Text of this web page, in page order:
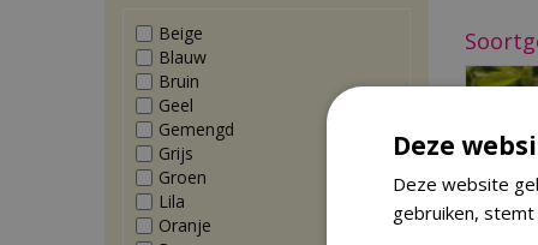
Beige
Blauw
Bruin
Geel
Gemengd
Grijs
Groen
Lila
Oranje
Deze
Deze website
gebruiken,